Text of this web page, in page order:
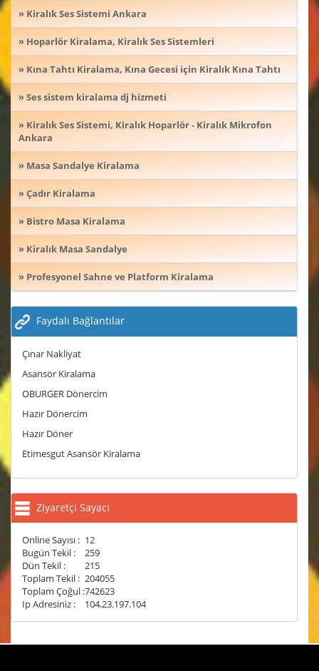
» Kiralık Ses Sistemi Ankara
» Hoparlör Kiralama, Kiralık Ses Sistemleri
» Kına Tahtı Kiralama, Kına Gecesi için Kiralık Kına Tahtı
» Ses sistem kiralama dj hizmeti
» Kiralık Ses Sistemi, Kiralık Hoparlör - Kiralık Mikrofon
Ankara
» Masa Sandalye Kiralama
» Çadır Kiralama
» Bistro Masa Kiralama
» Kiralık Masa Sandalye
» Profesyonel Sahne ve Platform Kiralama
Faydalı Bağlantılar
Çınar Nakliyat
Asansör Kiralama
OBURGER Dönercim
Hazır Dönercim
Hazır Döner
Etimesgut Asansör Kiralama
Ziyaretçi Sayacı
Online Sayısı : 12
Bugün Tekil :
259
Dün Tekil :
215
Toplam Tekil : 204055
Toplam Çoğul :742623
Ip Adresiniz :
104.23.197.104